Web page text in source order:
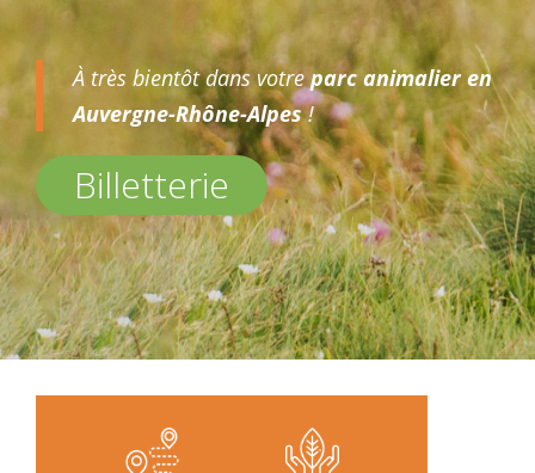
À très bientôt dans votre parc animalier en
Auvergne-Rhône-Alpes!
Billetterie